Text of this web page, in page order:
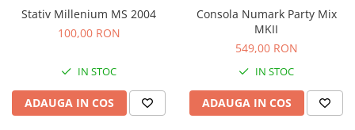
Android
Microfoane pt Camere Video
conferinta
Microfoane Ribbon
Microfoane stereo
Stativ Millenium MS 2004
100,00 RON
IN STOC
ADAUGA IN COS
Consola Numark Party Mix
MKII
549,00 RON
IN STOC
ADAUGA IN COS